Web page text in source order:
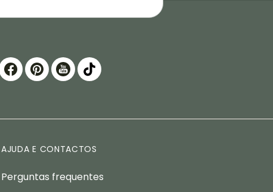
AJUDA E CONTACTOS
Perguntas frequentes